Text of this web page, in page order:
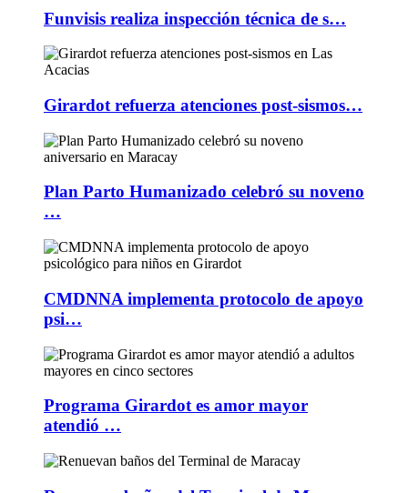
Funvisis realiza inspección técnica de s…
Girardot refuerza atenciones post-sismos…
Plan Parto Humanizado celebró su noveno
…
CMDNNA implementa protocolo de apoyo
psi…
Programa Girardot es amor mayor
atendió …